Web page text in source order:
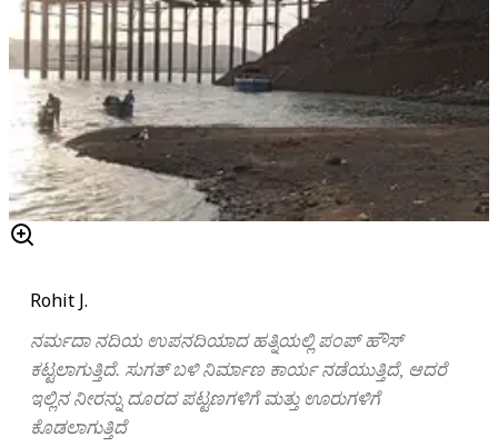
Rohit J.
ನರ್ಮದಾ ನದಿಯ ಉಪನದಿಯಾದ ಹತ್ನಿಯಲ್ಲಿ ಪಂಪ್‌ ಹೌಸ್‌
ಕಟ್ಟಲಾಗುತ್ತಿದೆ. ಸುಗತ್‌ ಬಳಿ ನಿರ್ಮಾಣ ಕಾರ್ಯ ನಡೆಯುತ್ತಿದೆ, ಆದರೆ
ಇಲ್ಲಿನ ನೀರನ್ನು ದೂರದ ಪಟ್ಟಣಗಳಿಗೆ ಮತ್ತು ಊರುಗಳಿಗೆ
ಕೊಡಲಾಗುತ್ತಿದೆ